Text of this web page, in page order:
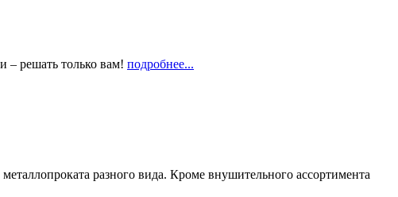
– решать только вам! подробнее...
разного вида. Кроме внушительного ассортимента